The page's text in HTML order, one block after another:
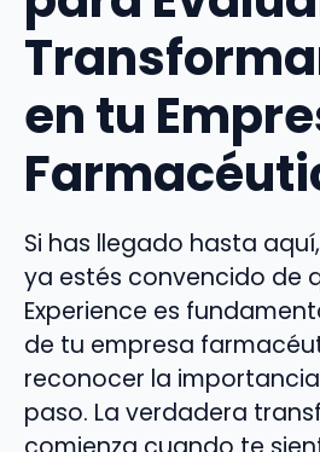
en tu
Si has llegado hasta
ya estés convencido de
Experience es
de tu empresa
reconocer la
paso. La verdadera